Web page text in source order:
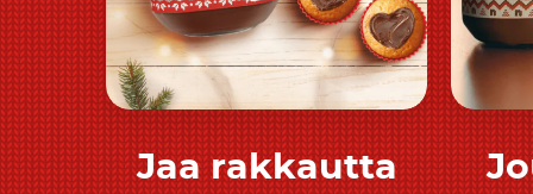
Tutustu tarkemmin
Jaa rakkautta